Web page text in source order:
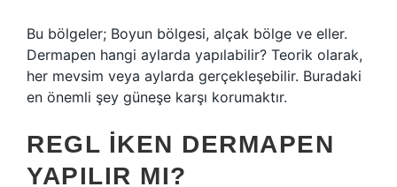
Bu bölgeler; Boyun bölgesi, alçak bölge ve eller.
Dermapen hangi aylarda yapılabilir? Teorik olarak,
her mevsim veya aylarda gerçekleşebilir. Buradaki
en önemli şey güneşe karşı korumaktır.
REGL IKEN DERMAPEN
YAPILIR MI?